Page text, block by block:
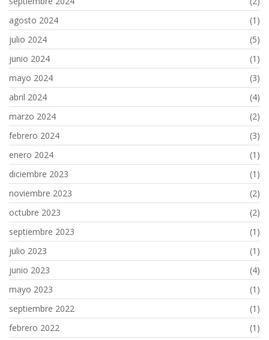
agosto 2024
(1)
julio 2024
(5)
junio 2024
(1)
mayo 2024
(3)
abril 2024
(4)
marzo 2024
(2)
febrero 2024
(3)
enero 2024
(1)
diciembre 2023
(1)
noviembre 2023
(2)
octubre 2023
(2)
septiembre 2023
(1)
julio 2023
(1)
junio 2023
(4)
mayo 2023
(1)
septiembre 2022
(1)
febrero 2022
(1)